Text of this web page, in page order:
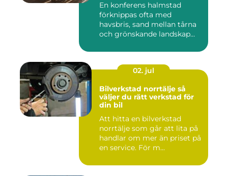
En konferens halmstad
förknippas ofta med
havsbris, sand mellan tårna
och grönskande landskap
02. jul
Bilverkstad norrtälje så
väljer du rätt verkstad för
din bil
Att hitta en bilverkstad
norrtälje som går att lita på
handlar om mer än priset på
en service. För m...